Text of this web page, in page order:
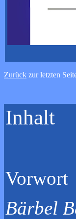
Zurück zur
Inhalt
Bärbel